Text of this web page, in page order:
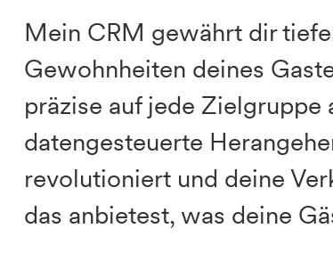
Mein CRM gewährt dir
Gewohnheiten deines
präzise auf jede
datengesteuerte
revolutioniert und deine
das anbietest, was deine